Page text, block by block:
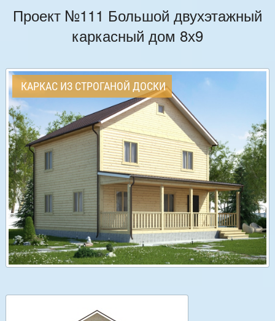
Проект №111 Большой двухэтажный
каркасный дом 8х9
КАРКАС ИЗ СТРОГАНОЙ ДОСКИ